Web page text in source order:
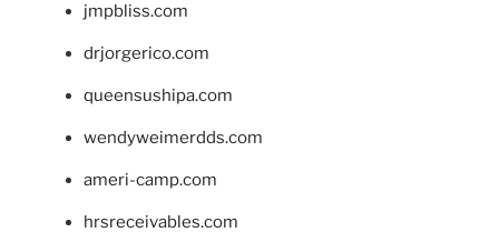
jmpbliss.com
drjorgerico.com
queensushipa.com
wendyweimerdds.com
ameri-camp.com
hrsreceivables.com